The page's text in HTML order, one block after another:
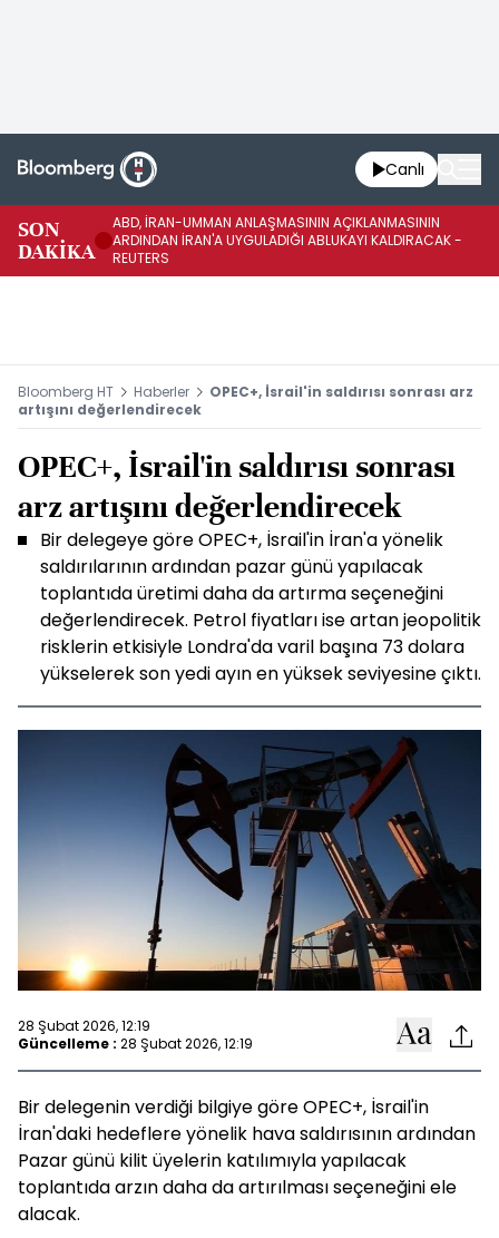
Canlı
SON
DAKİKA
ABD, İRAN-UMMAN ANLAŞMASININ AÇIKLANMASININ
ARDINDAN İRAN'A UYGULADIĞI ABLUKAYI KALDIRACAK -
REUTERS
Bloomberg HT Haberler
OPEC+, İsrail'in saldırısı sonrası arz
artışını değerlendirecek
OPEC+, İsrail'in saldırısı sonrası
arz artışını değerlendirecek
Bir delegeye göre OPEC+, İsrail'in İran'a yönelik
saldırılarının ardından pazar günü yapılacak
toplantıda üretimi daha da artırma seçeneğini
değerlendirecek. Petrol fiyatları ise artan jeopolitik
risklerin etkisiyle Londra'da varil başına 73 dolara
yükselerek son yedi ayın en yüksek seviyesine çıktı.
28 Şubat 2026, 12:19
Güncelleme : 28 Şubat 2026, 12:19
Bir delegenin verdiği bilgiye göre OPEC+, İsrail'in
İran'daki hedeflere yönelik hava saldırısının ardından
Pazar günü kilit üyelerin katılımıyla yapılacak
toplantıda arzın daha da artırılması seçeneğini ele
alacak.